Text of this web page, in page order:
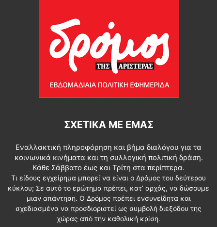
ΣΧΕΤΙΚΆ ΜΕ ΕΜΆΣ
Εναλλακτική πληροφόρηση και βήμα διαλόγου για τα
κοινωνικά κινήματα και τη συλλογική πολιτική δράση.
Κάθε Σάββατο έως και Τρίτη στα περίπτερα.
Τι είδους εγχείρημα μπορεί να είναι ο Δρόμος του δεύτερου
κύκλου; Σε αυτό το ερώτημα πρέπει, κατ’ αρχάς, να δώσουμε
μιαν απάντηση. Ο Δρόμος πρέπει ενσυνείδητα και
σχεδιασμένα να προσδιοριστεί ως συμβολή διεξόδου της
χώρας από την καθολική κρίση.